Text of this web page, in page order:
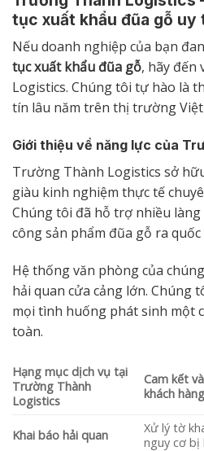
tục xuất khẩu đũa gỗ uy
Nếu doanh nghiệp của bạn
tục xuất khẩu đũa gỗ, hãy đến
Logistics. Chúng tôi tự hào là
tín lâu năm trên thị trường Việt
Giới thiệu về năng lực của
Trường Thành Logistics sở
giàu kinh nghiệm thực tế
Chúng tôi đã hỗ trợ nhiều
công sản phẩm đũa gỗ ra quốc
Hệ thống văn phòng của
hải quan cửa cảng lớn. Chúng
mọi tình huống phát sinh một
toàn.
Hạng mục dịch vụ tại
Trường Thành
Logistics
Cam kết
khách hàng
Khai báo hải quan
Xử lý tờ
nguy cơ bị